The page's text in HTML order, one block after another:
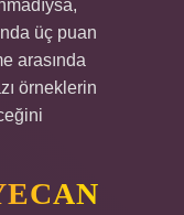
üç puan
arasında
örneklerin